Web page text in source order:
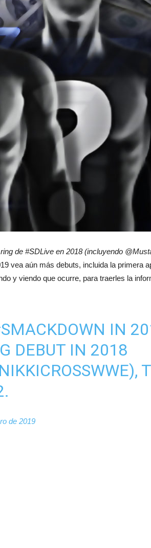
de #SDLive en 2018 (incluyendo
vea aún más debuts, incluida la primera
y viendo que ocurre, para traerles la
IN
DEBUT IN 2018
),
de 2019